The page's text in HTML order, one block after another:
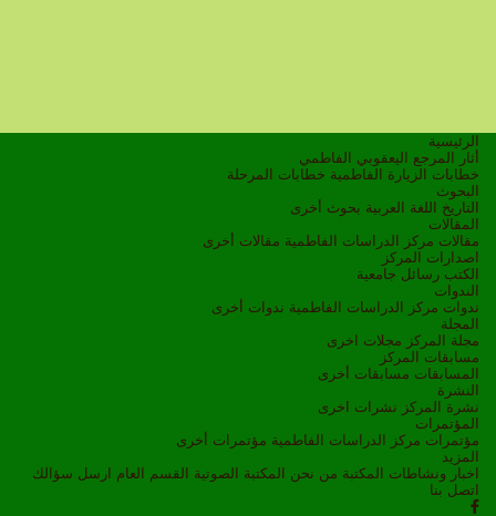
الرئيسية
أثار المرجع اليعقوبي الفاطمي
خطابات الزيارة الفاطمية خطابات المرحلة
البحوث
التاريخ
اللغة العربية بحوث أخرى
المقالات
مقالات مركز الدراسات الفاطمية مقالات أخرى
اصدارات المركز
الكتب رسائل جامعية
الندوات
ندوات مركز الدراسات الفاطمية ندوات أخرى
المجلة
مجلة المركز مجلات اخرى
مسابقات المركز
المسابقات مسابقات أخرى
النشرة
نشرة المركز نشرات اخرى
المؤتمرات
مؤتمرات مركز الدراسات الفاطمية مؤتمرات أخرى
المزيد
اخبار ونشاطات
المكتبة من نحن المكتبة الصوتية القسم العام ارسل سؤالك
اتصل بنا